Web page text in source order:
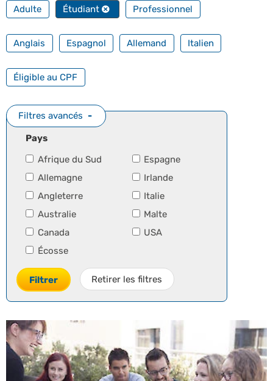
Adulte Étudiant Professionnel
Anglais Espagnol Allemand Italien
Éligible au CPF
Filtres avancés
Pays
Afrique du Sud
Allemagne
Angleterre
Australie
Canada
Écosse
Espagne
Irlande
Italie
Malte
USA
Filtrer Retirer les filtres